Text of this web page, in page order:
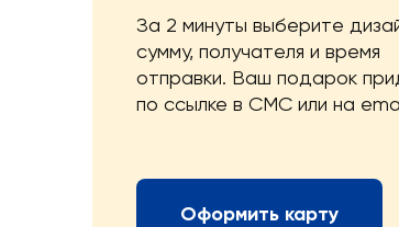
За 2 минуты выберите
сумму, получателя и время
отправки. Ваш подарок
по ссылке в СМС или на
Оформить карту